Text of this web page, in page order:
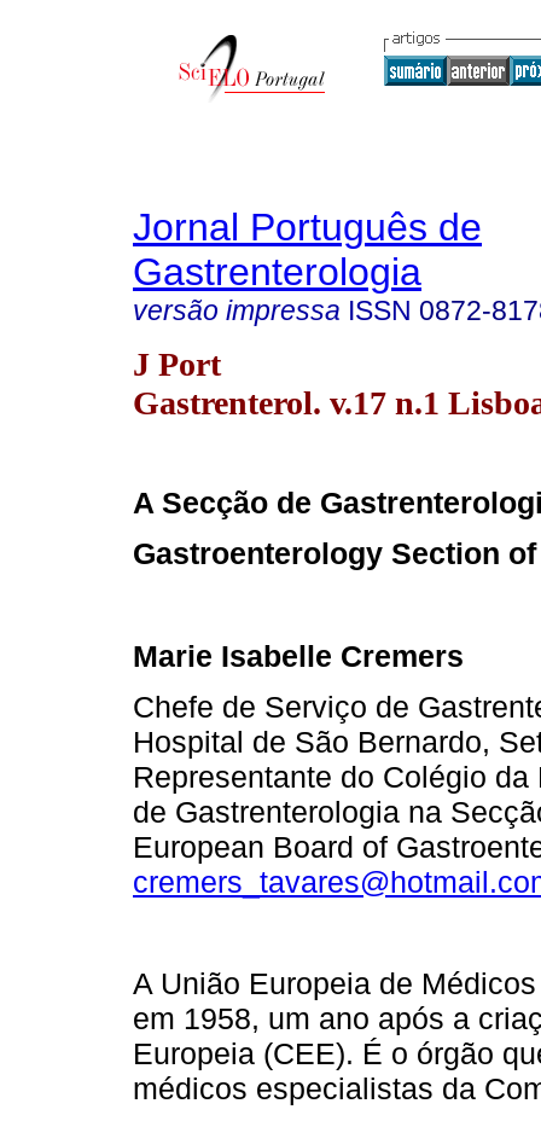
Jornal Português de
Gastrenterologia
versão impressa ISSN 0872-
J Port
Gastrenterol. v.17 n.1
A Secção de
Gastroenterology Section of
Marie Isabelle Cremers
Chefe de Serviço de
Hospital de São Bernardo,
Representante do Colégio
de Gastrenterologia na
European Board of
A União Europeia de
em 1958, um ano após a
Europeia (CEE). É o órgão
médicos especialistas da